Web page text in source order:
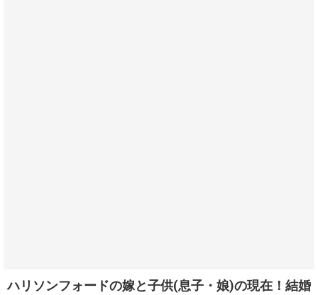
ハリソンフォードの嫁と子供(息子・娘)の現在！結婚